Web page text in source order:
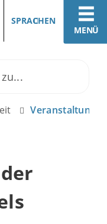
MENÜ
SPRACHEN